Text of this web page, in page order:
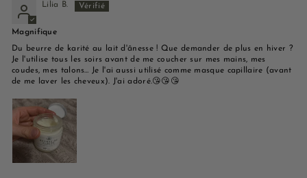
Lilia B.
Magnifique
Du beurre de karité au lait d'ânesse ! Que demander de plus en hiver ?
Je l'utilise tous les soirs avant de me coucher sur mes mains, mes
coudes, mes talons… Je l'ai aussi utilisé comme masque capillaire (avant
de me laver les cheveux). J'ai adoré.😘😘😘